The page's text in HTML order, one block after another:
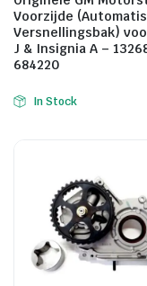
Voorzijde
Versnellingsbak)
J & Insignia A –
684220
In Stock